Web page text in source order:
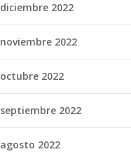
diciembre 2022
noviembre 2022
octubre 2022
septiembre 2022
agosto 2022